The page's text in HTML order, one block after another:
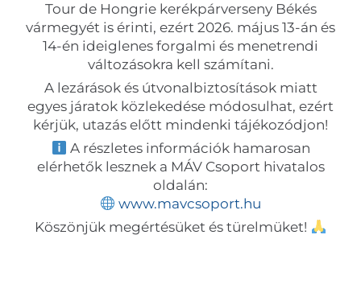
Tour de Hongrie kerékpárverseny Békés
vármegyét is érinti, ezért 2026. május 13-án és
14-én ideiglenes forgalmi és menetrendi
változásokra kell számítani.
A lezárások és útvonalbiztosítások miatt
egyes járatok közlekedése módosulhat, ezért
kérjük, utazás előtt mindenki tájékozódjon!
A részletes információk hamarosan
elérhetők lesznek a MÁV Csoport hivatalos
oldalán:
www.mavcsoport.hu
Köszönjük megértésüket és türelmüket!